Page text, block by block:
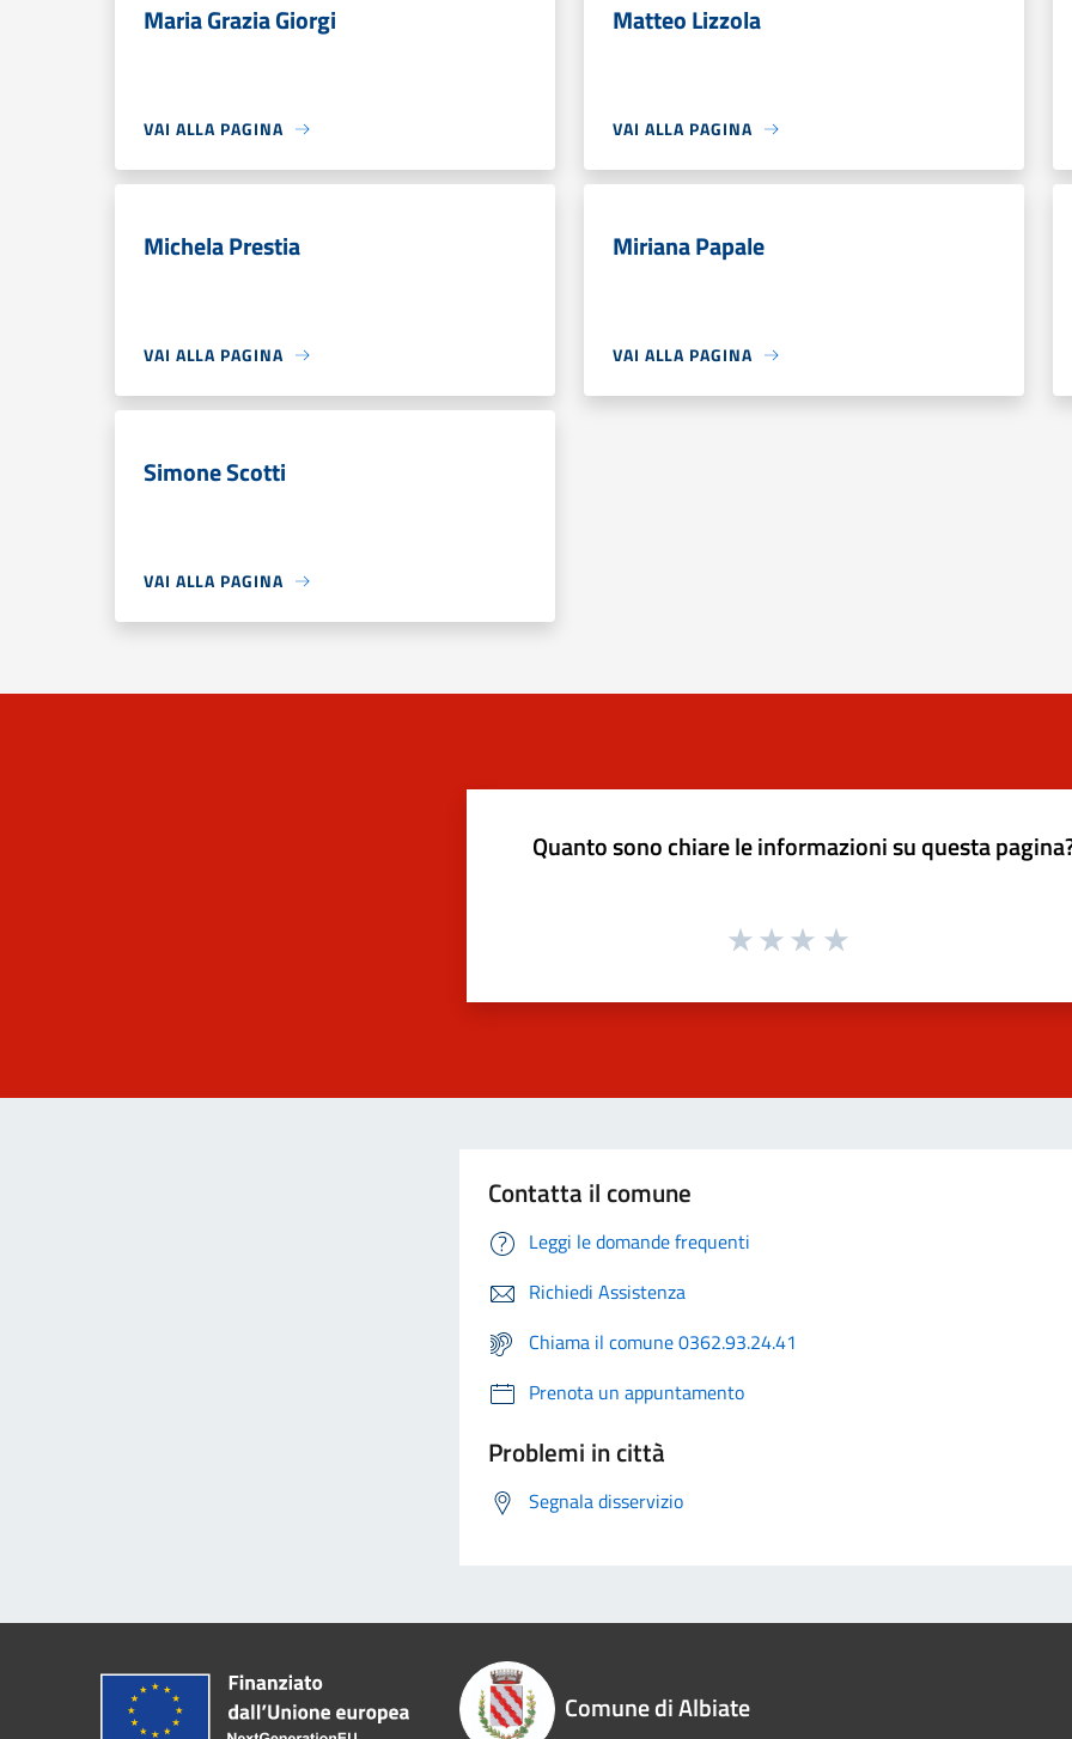
Maria Grazia Giorgi
VAI ALLA PAGINA
Matteo Lizzola
VAI ALLA PAGINA
Michela Prestia
VAI ALLA PAGINA
Miriana Papale
VAI ALLA PAGINA
Simone Scotti
VAI ALLA PAGINA
Quanto sono chiare le informazioni su questa
Contatta il comune
Leggi le domande frequenti
Richiedi Assistenza
Chiama il comune 0362.93.24.41
Prenota un appuntamento
Problemi in città
Segnala disservizio
Comune di Albiate